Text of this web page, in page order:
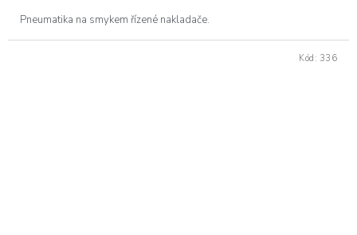
Pneumatika na smykem řízené nakladače.
Kód: 336